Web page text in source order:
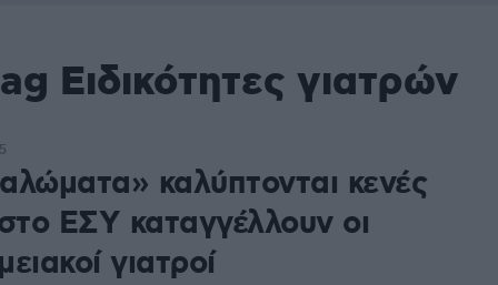
Ειδικότητες γιατρών
καλύπτονται κενές
ΕΣΥ καταγγέλλουν οι
γιατροί